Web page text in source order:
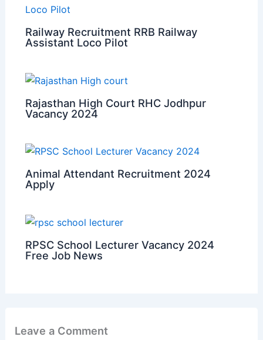
Railway Recruitment RRB Railway
Assistant Loco Pilot
Rajasthan High Court RHC Jodhpur
Vacancy 2024
Animal Attendant Recruitment 2024
Apply
RPSC School Lecturer Vacancy 2024
Free Job News
Leave a Comment